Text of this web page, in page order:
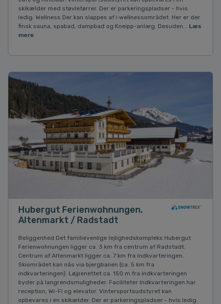
skikælder med støvletørrer. Der er parkeringspladser - hvis
ledig. Wellness Der kan slappes af i wellnessområdet. Her er der
finsk sauna, spabad, dampbad og Kneipp-anlæg. Desuden... Læs
mere
Hubergut Ferienwohnungen,
Altenmarkt / Radstadt
Beliggenhed Det familievenlige lejlighedskompleks Hubergut
Ferienwohnungen ligger ca. 3 km fra centrum af Radstadt.
Centrum af Altenmarkt ligger ca. 7 km fra indkvarteringen.
Skiområdet kan nås via bjergbanen (ca. 5 km fra
indkvarteringen). Løjpenettet ca. 150 m fra indkvarteringen
byder på langrendsmuligheder. Faciliteter Indkvarteringen har
reception, Wi-Fi og elevator. Vintersportsudstyret kan
opbevares i en skikælder. Der er parkeringspladser - hvis ledig.